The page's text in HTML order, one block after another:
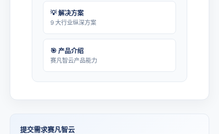
💡 解决方案
9 大行业纵深方案
🎯 产品介绍
赛凡智云产品能力
提交需求赛凡智云